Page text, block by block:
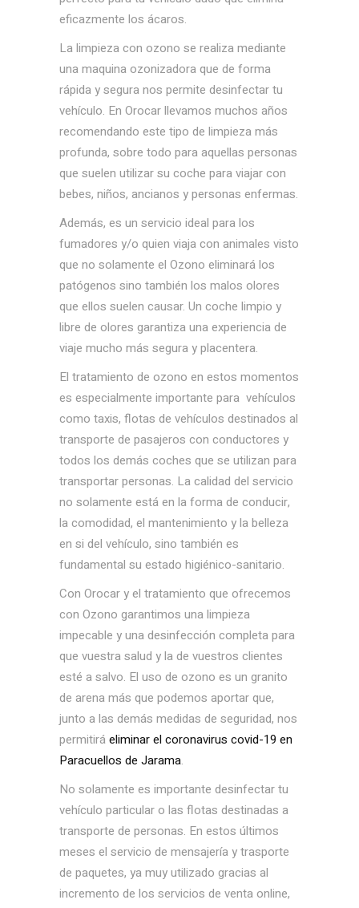
eficazmente los ácaros.
La limpieza con ozono se realiza mediante
una maquina ozonizadora que de forma
rápida y segura nos permite desinfectar tu
vehículo. En Orocar llevamos muchos años
recomendando este tipo de limpieza más
profunda, sobre todo para aquellas personas
que suelen utilizar su coche para viajar con
bebes, niños, ancianos y personas enfermas.
Además, es un servicio ideal para los
fumadores y/o quien viaja con animales visto
que no solamente el Ozono eliminará los
patógenos sino también los malos olores
que ellos suelen causar. Un coche limpio y
libre de olores garantiza una experiencia de
viaje mucho más segura y placentera.
El tratamiento de ozono en estos momentos
es especialmente importante para vehículos
como taxis, flotas de vehículos destinados al
transporte de pasajeros con conductores y
todos los demás coches que se utilizan para
transportar personas. La calidad del servicio
no solamente está en la forma de conducir,
la comodidad, el mantenimiento y la belleza
en si del vehículo, sino también es
fundamental su estado higiénico-sanitario.
Con Orocar y el tratamiento que ofrecemos
con Ozono garantimos una limpieza
impecable y una desinfección completa para
que vuestra salud y la de vuestros clientes
esté a salvo. El uso de ozono es un granito
de arena más que podemos aportar que,
junto a las demás medidas de seguridad, nos
permitiráeliminar el coronavirus covid-19 en
Paracuellos de Jarama.
No solamente es importante desinfectar tu
vehículo particular o las flotas destinadas a
transporte de personas. En estos últimos
meses el servicio de mensajería y trasporte
de paquetes, ya muy utilizado gracias al
incremento de los servicios de venta online,